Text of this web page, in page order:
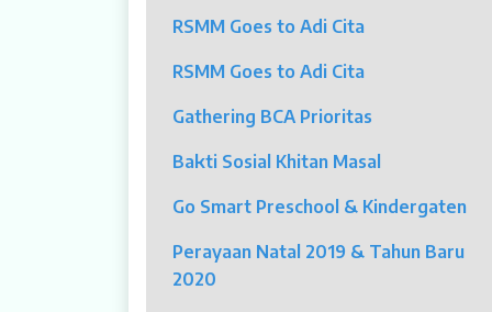
Klinik Andrologi
CBCT (Cone Beam Computed
RSMM Goes to Adi Cita
RSMM Goes to Adi Cita
Gathering BCA Prioritas
Bakti Sosial Khitan Masal
Go Smart Preschool & Kindergaten
Perayaan Natal 2019 & Tahun Baru
2020